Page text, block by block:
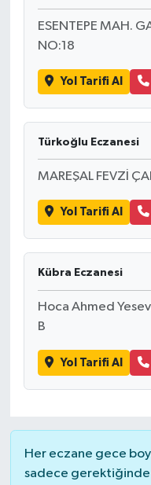
ESENTEPE MAH.
NO:18
Yol Tarifi Al
Türkoğlu Eczanesi
MAREŞAL FEVZİ
Yol Tarifi Al
Kübra Eczanesi
Hoca Ahmed
B
Yol Tarifi Al
Her eczane gece
sadece gerektiğinde